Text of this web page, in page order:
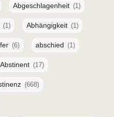
Abgeschlagenheit (1)
(1) Abhängigkeit (1)
(6) abschied (1)
Abstinent (17)
(668)